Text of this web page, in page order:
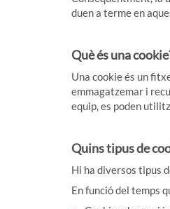
duen a terme en
Què és una
Una cookie és un
emmagatzemar i
equip, es poden
Quins tipus de
Hi ha diversos tipus
En funció del temps